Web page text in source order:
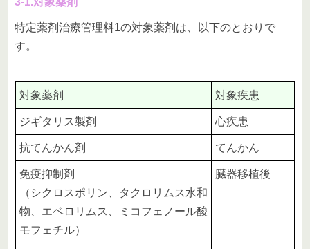
特定薬剤治療管理料1の対象薬剤は、以下のとおりで
す。
対象薬剤 対象疾患
ジギタリス製剤 心疾患
抗てんかん剤 てんかん
免疫抑制剤
（シクロスポリン、タクロリムス水和
物、エベロリムス、ミコフェノール酸
モフェチル）
臓器移植後